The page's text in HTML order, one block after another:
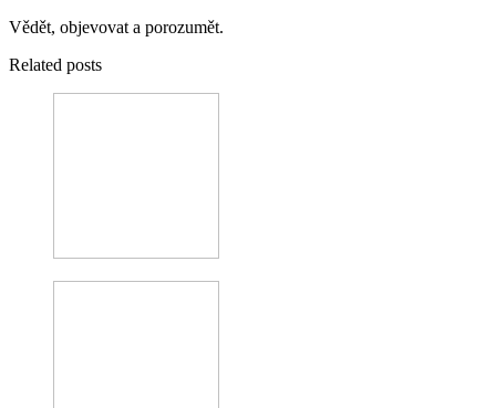
Vědět, objevovat a porozumět.
Related posts